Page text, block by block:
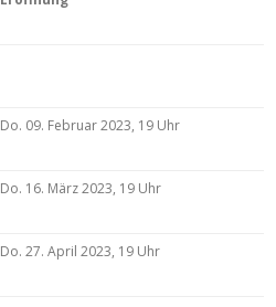
Do. 09. Februar 2023, 19 Uhr
Do. 16. März 2023, 19 Uhr
Do. 27. April 2023, 19 Uhr